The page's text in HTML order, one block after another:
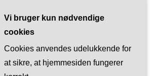
Vi bruger kun nødvendige
cookies
Cookies anvendes udelukkende for
at sikre, at hjemmesiden fungerer